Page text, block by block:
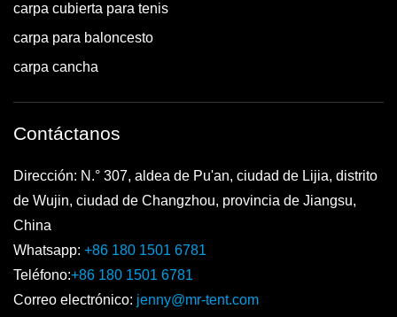
carpa cubierta para tenis
carpa para baloncesto
carpa cancha
Contáctanos
Dirección: N.° 307, aldea de Pu'an, ciudad de Lijia, distrito
de Wujin, ciudad de Changzhou, provincia de Jiangsu,
China
Whatsapp: +86 180 1501 6781
Teléfono:+86 180 1501 6781
Correo electrónico: jenny@mr-tent.com